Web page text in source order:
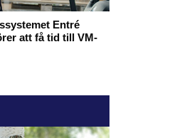
Entré
att få tid till VM-